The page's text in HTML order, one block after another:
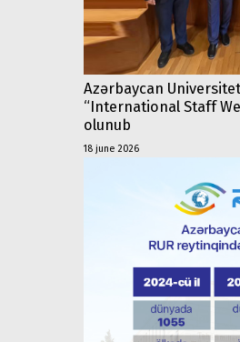
Azərbaycan
“International Staff
olunub
18 june 2026